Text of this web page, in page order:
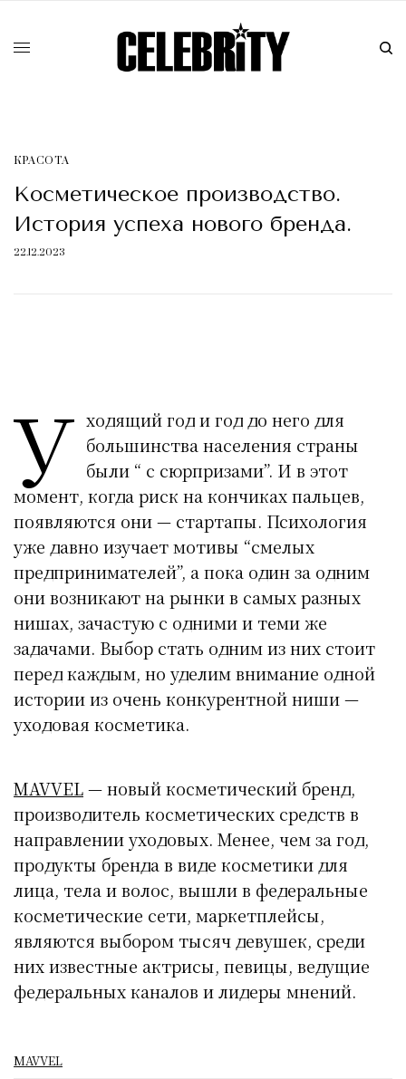
КРАСОТA
Косметическое производство.
История успеха нового бренда.
22.12.2023
У ходящий год и год до него для
большинства населения страны
были “ с сюрпризами”. И в этот
момент, когда риск на кончиках пальцев,
появляются они — стартапы. Психология
уже давно изучает мотивы “смелых
предпринимателей”, а пока один за одним
они возникают на рынки в самых разных
нишах, зачастую с одними и теми же
задачами. Выбор стать одним из них стоит
перед каждым, но уделим внимание одной
истории из очень конкурентной ниши —
уходовая косметика.
MAVVEL— новый косметический бренд,
производитель косметических средств в
направлении уходовых. Менее, чем за год,
продукты бренда в виде косметики для
лица, тела и волос, вышли в федеральные
косметические сети, маркетплейсы,
являются выбором тысяч девушек, среди
них известные актрисы, певицы, ведущие
федеральных каналов и лидеры мнений.
MAVVEL